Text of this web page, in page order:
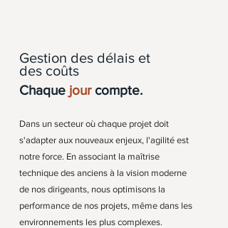
Gestion des délais et
des coûts
Chaque jourcompte.
Dans un secteur où chaque projet doit
s'adapter aux nouveaux enjeux, l'agilité est
notre force. En associant la maîtrise
technique des anciens à la vision moderne
de nos dirigeants, nous optimisons la
performance de nos projets, même dans les
environnements les plus complexes.